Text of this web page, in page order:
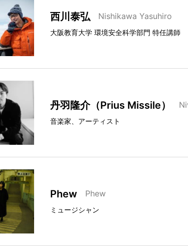
西川泰弘 Nishikawa Yasuhiro
大阪教育大学 環境安全科学部門 特任講師
丹羽隆介（Prius Missile）
音楽家、アーティスト
Phew Phew
ミュージシャン